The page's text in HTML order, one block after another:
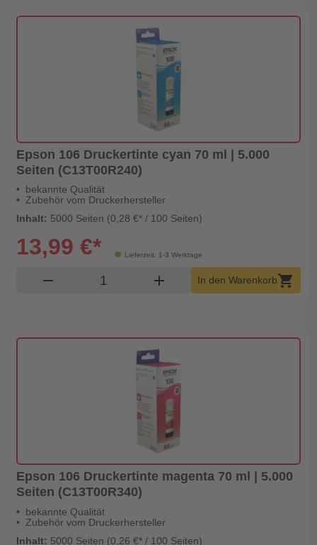
Epson 106 Druckertinte cyan 70 ml | 5.000
Seiten (C13T00R240)
bekannte Qualität
Zubehör vom Druckerhersteller
Inhalt: 5000 Seiten (0,28 €* / 100 Seiten)
Lieferzeit: 1-3 Werktage
13,99 €*
remove Produkt Warenkorb Menge
add In den Warenkorbshopping_cart
Epson 106 Druckertinte magenta 70 ml | 5.000
Seiten (C13T00R340)
bekannte Qualität
Zubehör vom Druckerhersteller
Inhalt: 5000 Seiten (0,26 €* / 100 Seiten)